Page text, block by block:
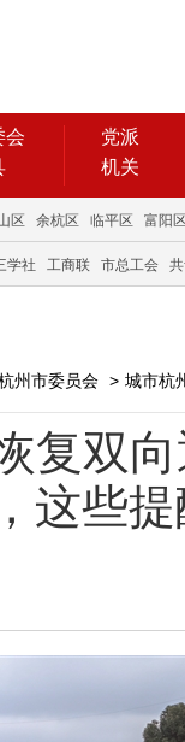
会
党派
机关
区 余杭区 临平区 富阳
学社 工商联 市总工会
州市委员会 > 城市杭
复双
这些